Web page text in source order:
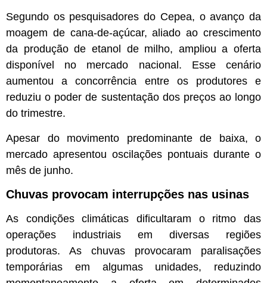
Segundo os pesquisadores do Cepea, o avanço da
moagem de cana-de-açúcar, aliado ao crescimento
da produção de etanol de milho, ampliou a oferta
disponível no mercado nacional. Esse cenário
aumentou a concorrência entre os produtores e
reduziu o poder de sustentação dos preços ao longo
do trimestre.
Apesar do movimento predominante de baixa, o
mercado apresentou oscilações pontuais durante o
mês de junho.
Chuvas provocam interrupções nas usinas
As condições climáticas dificultaram o ritmo das
operações industriais em diversas regiões
produtoras. As chuvas provocaram paralisações
temporárias em algumas unidades, reduzindo